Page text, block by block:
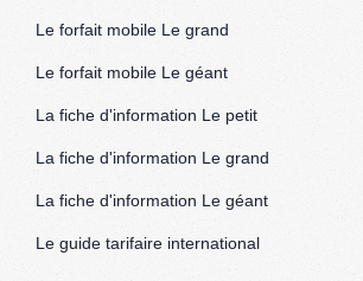
Le forfait mobile Le grand
Le forfait mobile Le géant
La fiche d'information Le petit
La fiche d'information Le grand
La fiche d'information Le géant
Le guide tarifaire international